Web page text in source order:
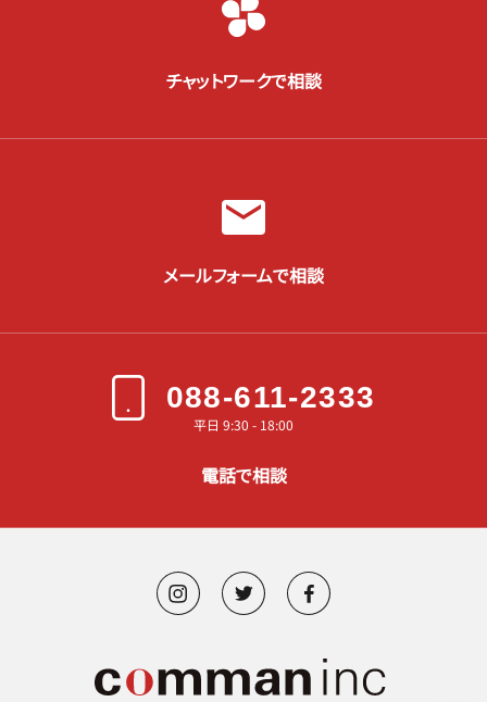
チャットワークで相談
メールフォームで相談
088-611-2333
平日 9:30 - 18:00
電話で相談